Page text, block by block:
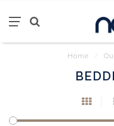
Home